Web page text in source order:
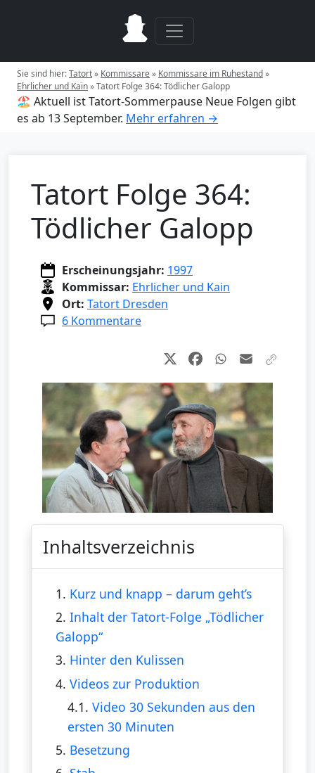
Sie sind hier:Tatort» Kommissare» Kommissare im Ruhestand»
Ehrlicher und Kain»Tatort Folge 364: Tödlicher Galopp
🏖️ Aktuell ist Tatort-Sommerpause Neue Folgen gibt
es ab 13 September. Mehr erfahren →
Tatort Folge 364:
Tödlicher Galopp
Erscheinungsjahr: 1997
Kommissar: Ehrlicher und Kain
Ort: Tatort Dresden
6 Kommentare
Inhaltsverzeichnis
1. Kurz und knapp – darum geht’s
2. Inhalt der Tatort-Folge „Tödlicher
Galopp“
3. Hinter den Kulissen
4. Videos zur Produktion
4.1.Video 30 Sekunden aus den
ersten 30 Minuten
5. Besetzung